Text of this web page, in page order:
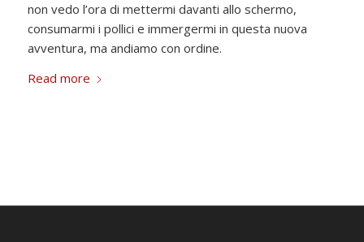
non vedo l’ora di mettermi davanti allo schermo,
consumarmi i pollici e immergermi in questa nuova
avventura, ma andiamo con ordine.
Read more